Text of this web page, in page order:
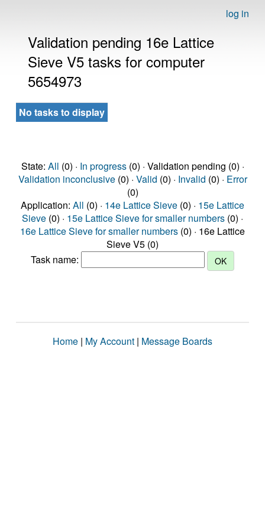
log in
Validation pending 16e Lattice
Sieve V5 tasks for computer
5654973
No tasks to display
State: All (0) · In progress(0) · Validation pending (0) ·
Validation inconclusive(0) · Valid (0) · Invalid (0) · Error
(0)
Application: All (0) · 14e Lattice Sieve (0) · 15e Lattice
Sieve (0) · 15e Lattice Sieve for smaller numbers (0) ·
16e Lattice Sieve for smaller numbers (0) · 16e Lattice
Sieve V5 (0)
Task name:
Home | My Account | Message Boards